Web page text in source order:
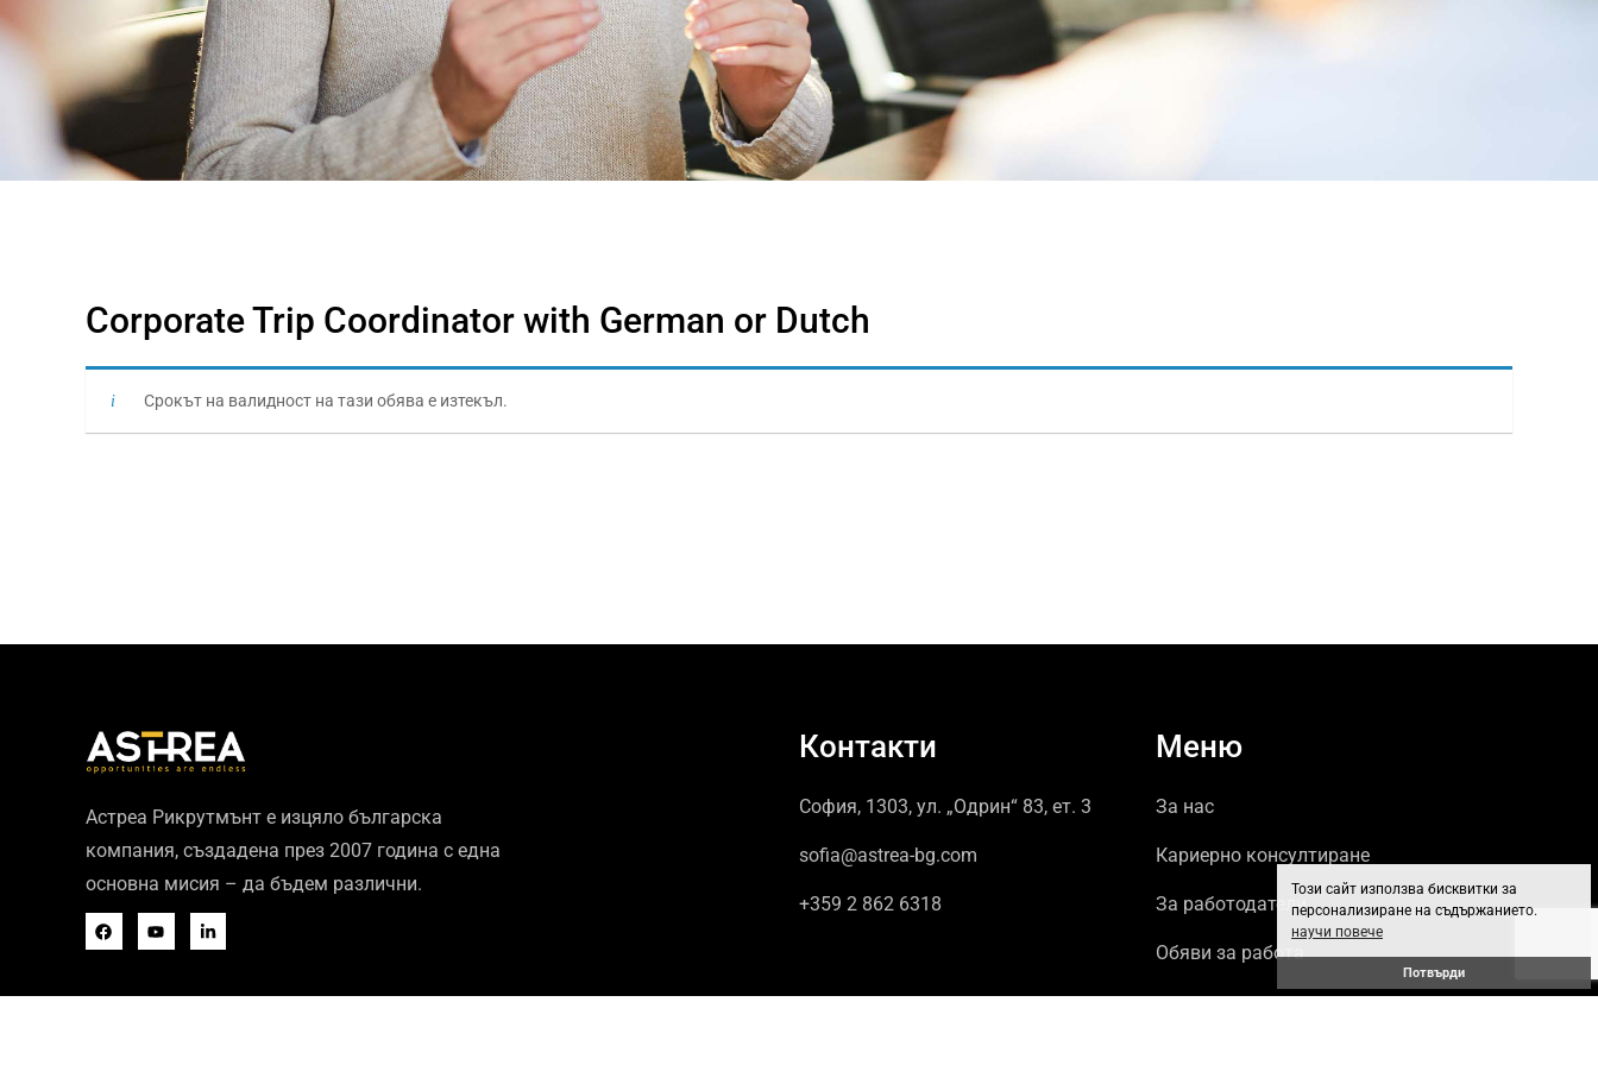
Този сайт използва бисквитки за
персонализиране на съдържанието.
научи повече
Потвърди
Corporate Trip Coordinator with German or Dutch
Срокът на валидност на тази обява е изтекъл.
Астреа Рикрутмънт е изцяло българска
компания, създадена през 2007 година с една
основна мисия – да бъдем различни.
Контакти
София, 1303, ул. „Одрин“ 83, ет. 3
sofia@astrea-bg.com
+359 2 862 6318
Меню
За нас
Кариерно консултиране
За работодатели
Обяви за работа